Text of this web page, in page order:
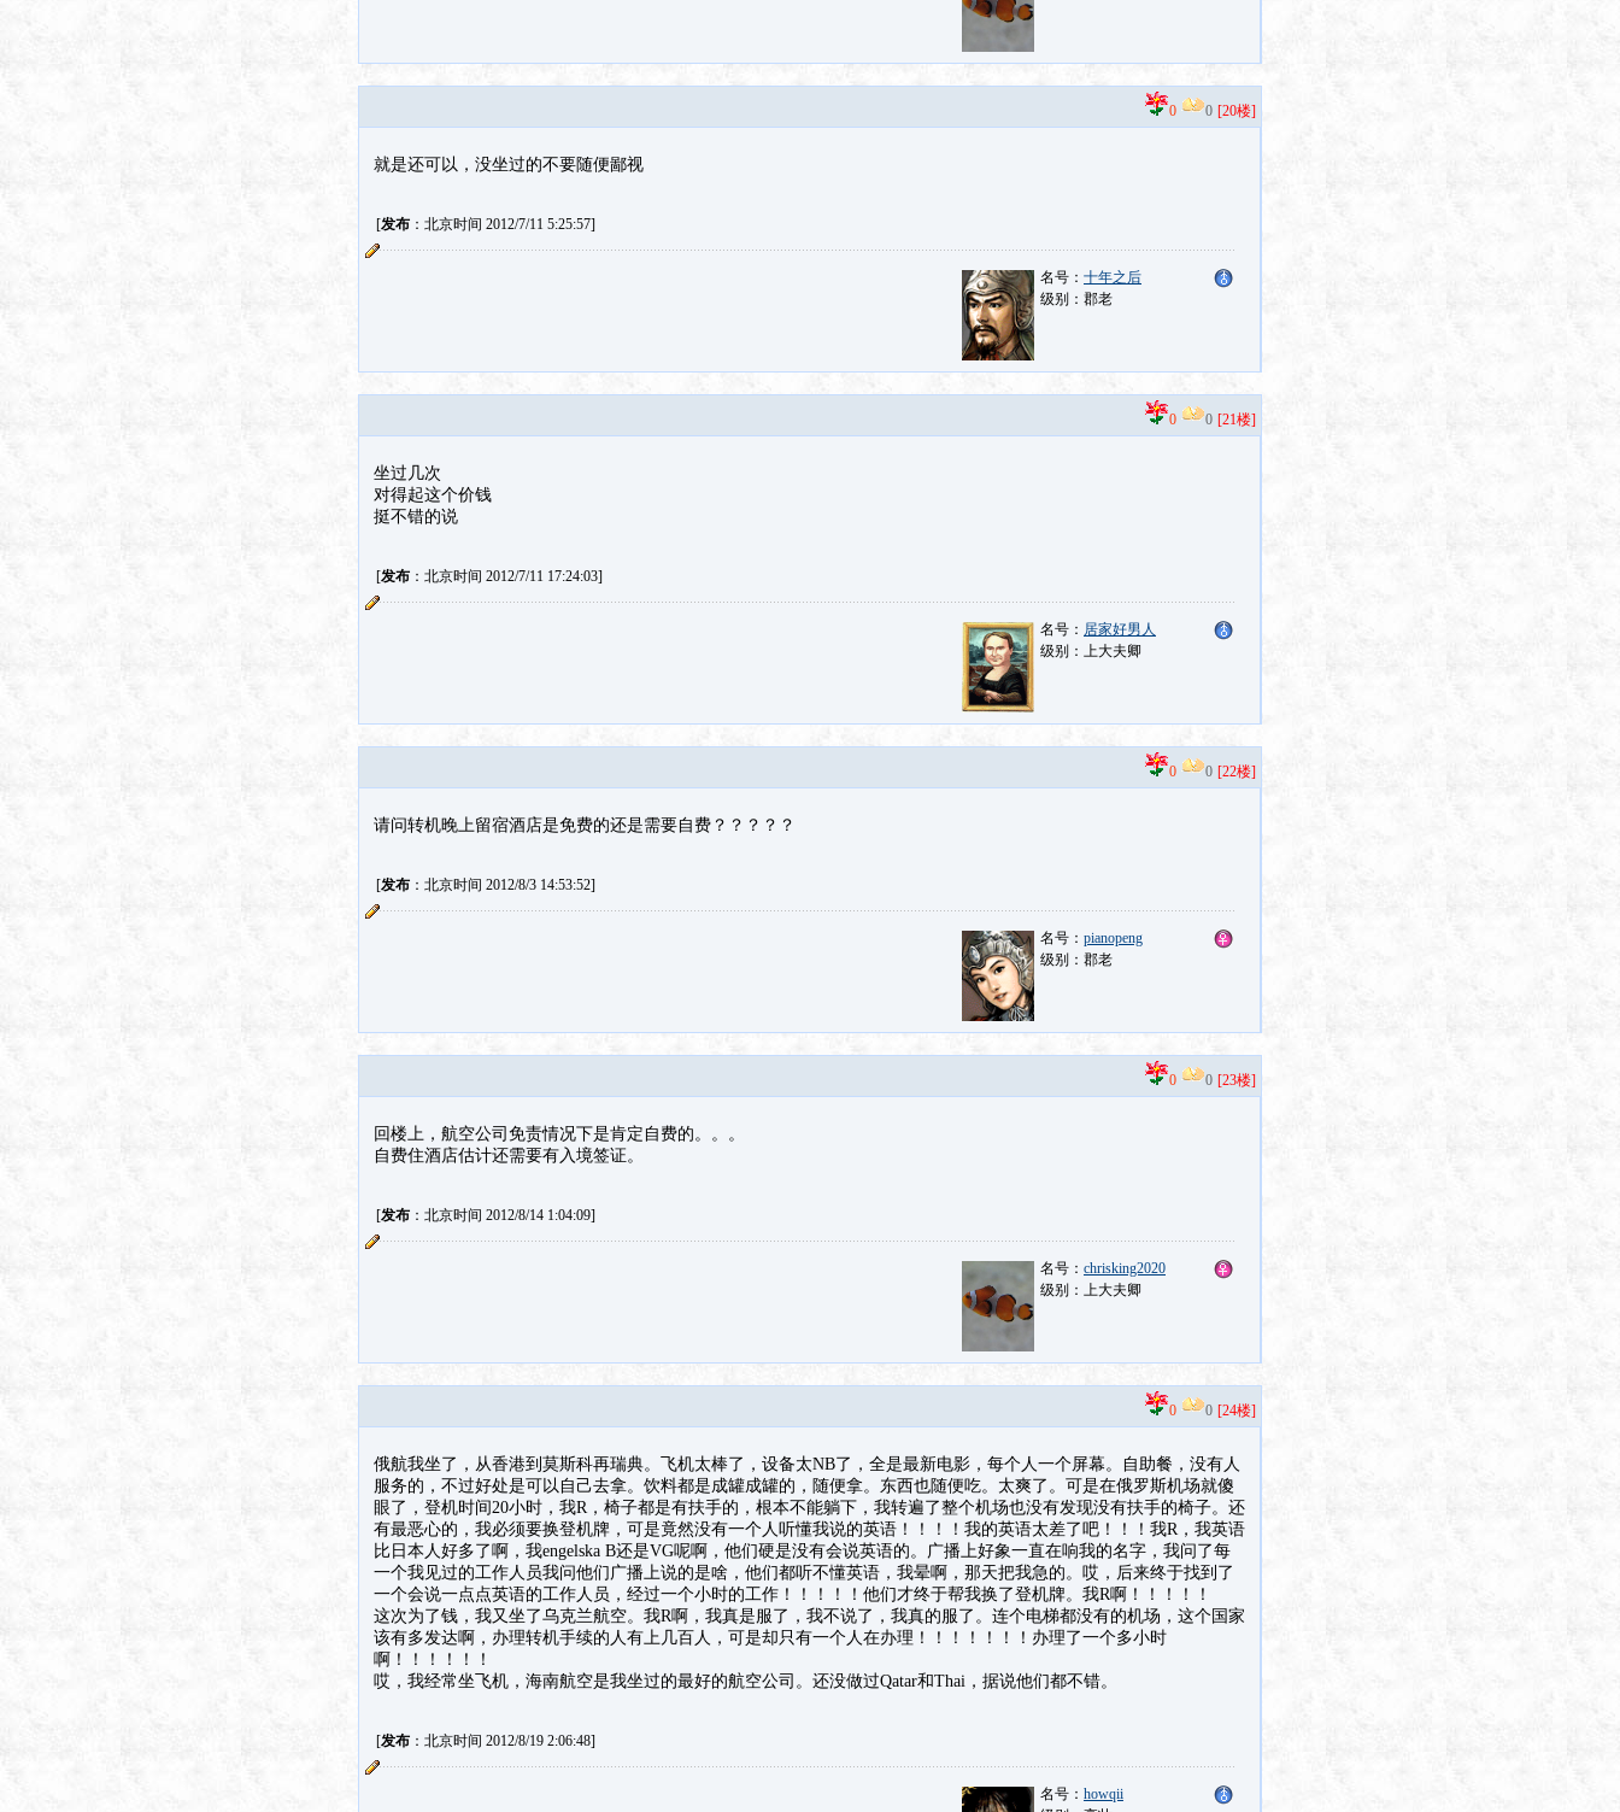
0 0 [20楼]
就是还可以，没坐过的不要随便鄙视
[发布：北京时间 2012/7/11 5:25:57]
名号： 十年之后
级别：郡老
0 0 [21楼]
坐过几次
对得起这个价钱
挺不错的说
[发布：北京时间 2012/7/11 17:24:03]
名号： 居家好男人
级别：上大夫卿
0 0 [22楼]
请问转机晚上留宿酒店是免费的还是需要自费？？？？？
[发布：北京时间 2012/8/3 14:53:52]
名号： pianopeng
级别：郡老
0 0 [23楼]
回楼上，航空公司免责情况下是肯定自费的。。。
自费住酒店估计还需要有入境签证。
[发布：北京时间 2012/8/14 1:04:09]
名号： chrisking2020
级别：上大夫卿
0 0 [24楼]
俄航我坐了，从香港到莫斯科再瑞典。飞机太棒了，设备太NB了，全是最新电影，每个人一个屏幕。自助餐，没有人
服务的，不过好处是可以自己去拿。饮料都是成罐成罐的，随便拿。东西也随便吃。太爽了。可是在俄罗斯机场就傻
眼了，登机时间20小时，我R，椅子都是有扶手的，根本不能躺下，我转遍了整个机场也没有发现没有扶手的椅子。还
有最恶心的，我必须要换登机牌，可是竟然没有一个人听懂我说的英语！！！！我的英语太差了吧！！！我R，我英语
比日本人好多了啊，我engelska B还是VG呢啊，他们硬是没有会说英语的。广播上好象一直在响我的名字，我问了每
一个我见过的工作人员我问他们广播上说的是啥，他们都听不懂英语，我晕啊，那天把我急的。哎，后来终于找到了
一个会说一点点英语的工作人员，经过一个小时的工作！！！！！他们才终于帮我换了登机牌。我R啊！！！！！
这次为了钱，我又坐了乌克兰航空。我R啊，我真是服了，我不说了，我真的服了。连个电梯都没有的机场，这个国家
该有多发达啊，办理转机手续的人有上几百人，可是却只有一个人在办理！！！！！！！办理了一个多小时
啊！！！！！！
哎，我经常坐飞机，海南航空是我坐过的最好的航空公司。还没做过Qatar和Thai，据说他们都不错。
[发布：北京时间 2012/8/19 2:06:48]
名号： howqii